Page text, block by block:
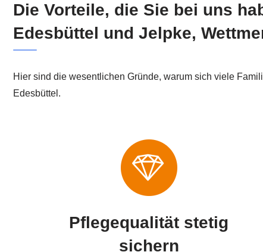
Die Vorteile, die Sie bei uns
Edesbüttel und Jelpke,
Hier sind die wesentlichen Gründe, warum sich viele
Edesbüttel.
Pflegequalität stetig
sichern